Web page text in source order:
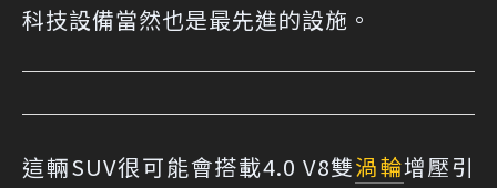
科技設備當然也是最先進的設施。
這輛SUV很可能會搭載4.0 V8雙渦輪增壓引